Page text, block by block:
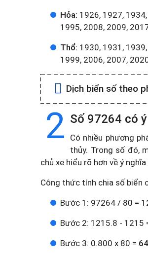
Hỏa: 1926, 1927,
1995, 2008, 2009,
Thổ: 1930, 1931,
1999, 2006, 2007,
Dịch biển số theo
2 Số 97264 có
Có nhiều phương
thủy. Trong số đó,
chủ xe hiểu rõ hơn về ý
Công thức tính chia số biển
Bước 1: 97264 / 80 =
Bước 2: 1215.8 - 1215
Bước 3: 0.800 x 80 = 64